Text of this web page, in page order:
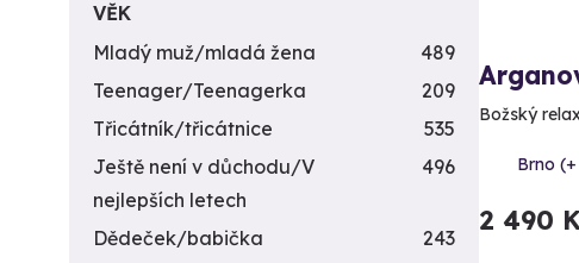
Božský
Brno
2 490
VĚK
Mladý muž/mladá žena
489
Teenager/Teenagerka
209
Třicátník/třicátnice
535
Ještě není v důchodu/V
nejlepších letech
496
Dědeček/babička
243